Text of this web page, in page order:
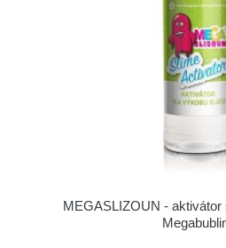
MEGASLIZOUN - aktivátor